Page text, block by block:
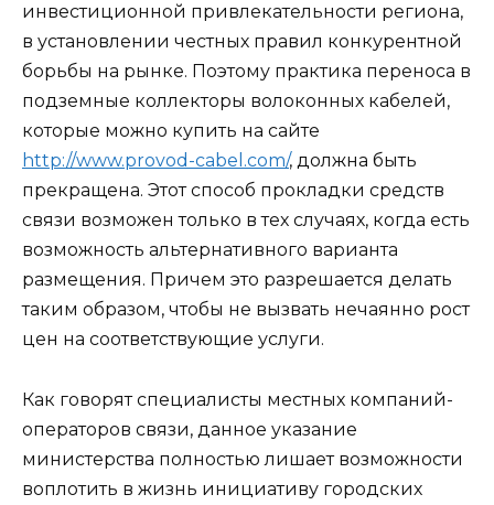
инвестиционной привлекательности региона,
в установлении честных правил конкурентной
борьбы на рынке. Поэтому практика переноса в
подземные коллекторы волоконных кабелей,
которые можно купить на сайте
http://www.provod-cabel.com/, должна быть
прекращена. Этот способ прокладки средств
связи возможен только в тех случаях, когда есть
возможность альтернативного варианта
размещения. Причем это разрешается делать
таким образом, чтобы не вызвать нечаянно рост
цен на соответствующие услуги.
Как говорят специалисты местных компаний-
операторов связи, данное указание
министерства полностью лишает возможности
воплотить в жизнь инициативу городских